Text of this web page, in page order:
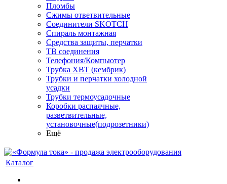
Пломбы
Сжимы ответвительные
Соединители SKOTCH
Спираль монтажная
Средства защиты, перчатки
ТВ соединения
Телефония/Компьютер
Трубка ХВТ (кембрик)
Трубки и перчатки холодной
усадки
Трубки термоусадочные
Коробки распаячные,
разветвительные,
установочные(подрозетники)
Ещё
Каталог